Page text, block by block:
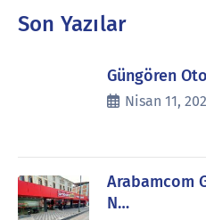
Son Yazılar
Güngören
Nisan 11,
Arabamcom
N…